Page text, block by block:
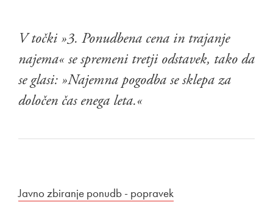
V točki »3. Ponudbena cena in trajanje
najema« se spremeni tretji odstavek, tako da
se glasi: »Najemna pogodba se sklepa za
določen čas enega leta.«
Povezava na dokument
Javno zbiranje ponudb - popravek